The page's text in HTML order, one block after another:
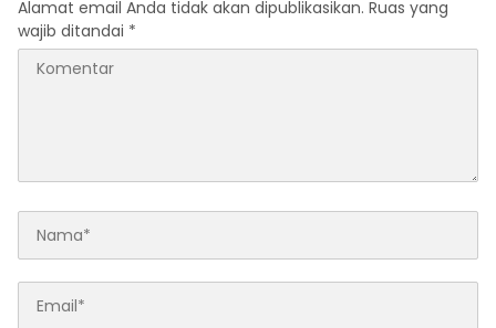
Alamat email Anda tidak akan dipublikasikan. Ruas yang
wajib ditandai *